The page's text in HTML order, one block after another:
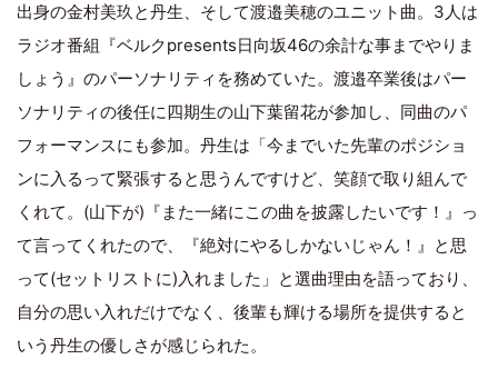
出身の金村美玖と丹生、そして渡邉美穂のユニット曲。3人は
ラジオ番組『ベルクpresents日向坂46の余計な事までやりま
しょう』のパーソナリティを務めていた。渡邉卒業後はパー
ソナリティの後任に四期生の山下葉留花が参加し、同曲のパ
フォーマンスにも参加。丹生は「今までいた先輩のポジショ
ンに入るって緊張すると思うんですけど、笑顔で取り組んで
くれて。(山下が)『また一緒にこの曲を披露したいです！』っ
て言ってくれたので、『絶対にやるしかないじゃん！』と思
って(セットリストに)入れました」と選曲理由を語っており、
自分の思い入れだけでなく、後輩も輝ける場所を提供すると
いう丹生の優しさが感じられた。